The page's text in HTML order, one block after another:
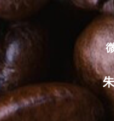
跳
至
内
容